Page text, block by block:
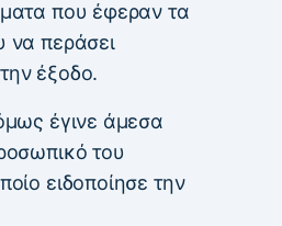
που έφεραν τα
να περάσει
έξοδο.
έγινε άμεσα
του
ειδοποίησε την